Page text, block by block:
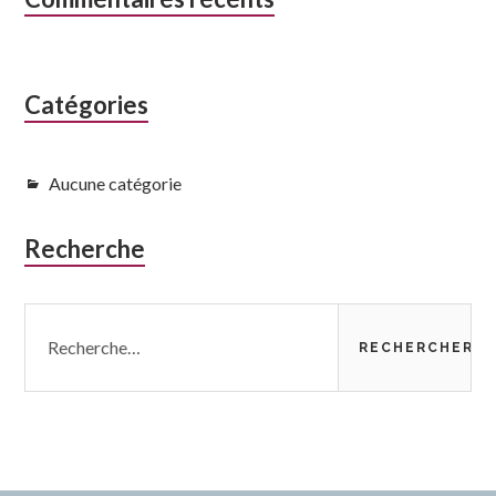
Catégories
Aucune catégorie
Recherche